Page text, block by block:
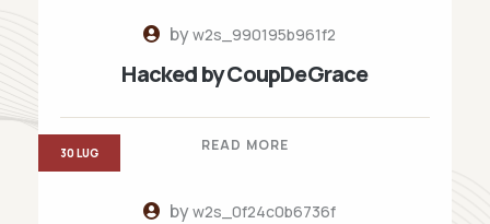
byw2s_990195b961f2
Hacked by CoupDeGrace
READ MORE
byw2s_0f24c0b6736f
30 LUG